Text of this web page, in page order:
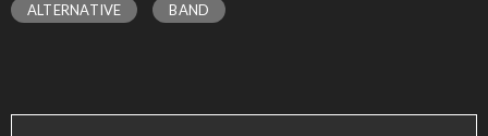
ALTERNATIVE BAND